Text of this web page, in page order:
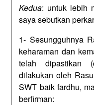
Kedua: untuk lebih
saya sebutkan
1- Sesungguhnya
keharaman dan
telah dipastikan
dilakukan oleh
SWT baik fardhu,
berfirman: